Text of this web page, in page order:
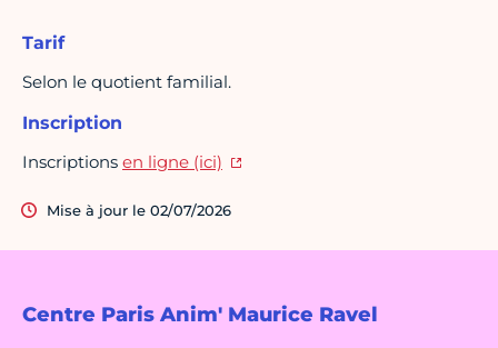
Centre Paris Anim' Maurice Ravel
Tarif
Selon le quotient familial.
Inscription
Inscriptions en ligne (ici)
Mise à jour le 02/07/2026